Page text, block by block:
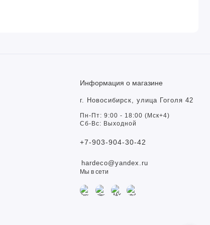
Информация о магазине
г. Новосибирск, улица Гоголя 42
Пн-Пт: 9:00 - 18:00 (Мск+4)
Сб-Вс: Выходной
+7-903-904-30-42
hardeco@yandex.ru
Мы в сети